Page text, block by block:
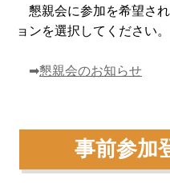
懇親会に参加を希望さ
ョンを選択してください。
➡懇親会のお知らせ
事前参加